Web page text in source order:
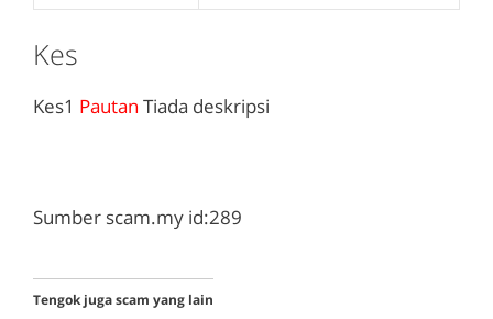
Kes
Kes1 Pautan Tiada deskripsi
Sumber scam.my id:289
Tengok juga scam yang lain